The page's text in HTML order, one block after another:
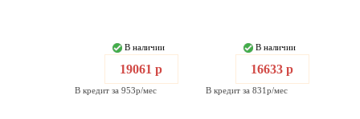
В наличии
19061 р
В кредит за 953р/мес
В наличии
16633 р
В кредит за 831р/мес